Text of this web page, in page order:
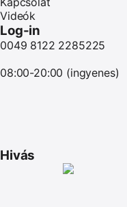
Videók
Log-in
0049 8122 2285225
08:00-20:00 (ingyenes)
Hivás